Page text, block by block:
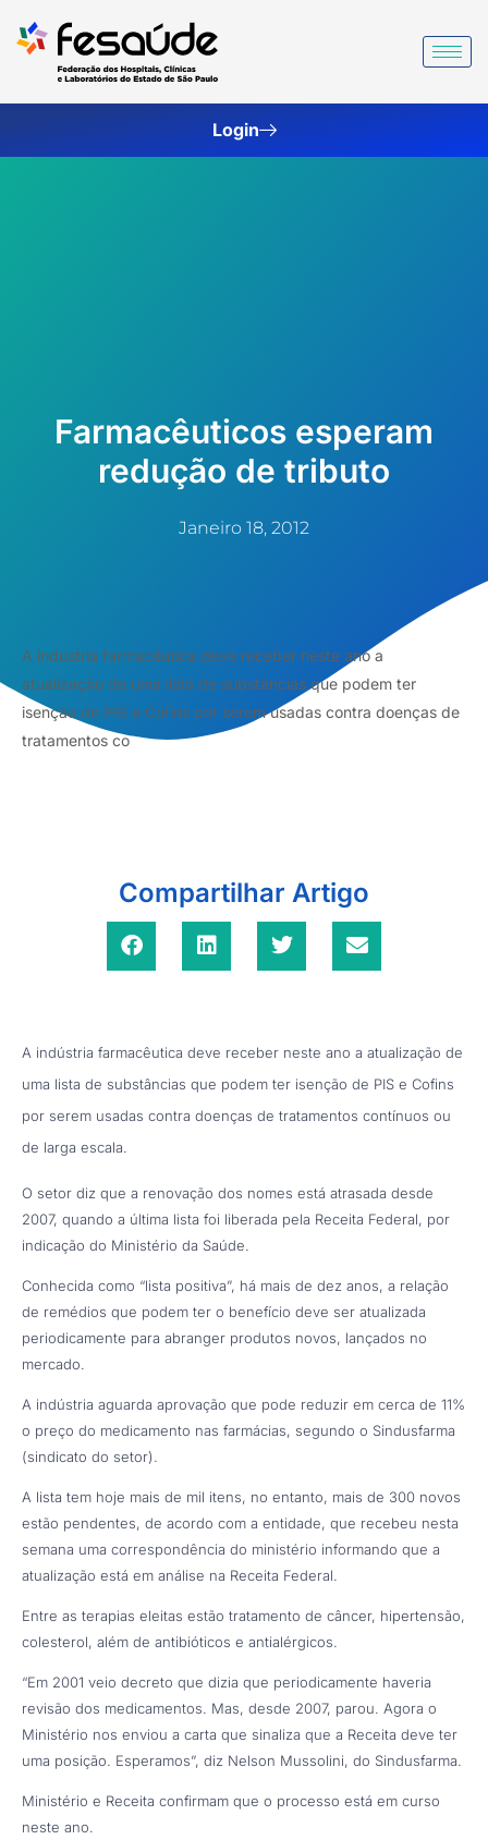
para
Login
Farmacêuticos esperam
redução de tributo
Janeiro 18, 2012
A indústria farmacêutica deve receber neste ano a
atualização de uma lista de substâncias que podem ter
isenção de PIS e Cofins por serem usadas contra doenças de
tratamentos co
Compartilhar Artigo
A indústria farmacêutica deve receber neste ano a atualização de
uma lista de substâncias que podem ter isenção de PIS e Cofins
por serem usadas contra doenças de tratamentos contínuos ou
de larga escala.
O setor diz que a renovação dos nomes está atrasada desde
2007, quando a última lista foi liberada pela Receita Federal, por
indicação do Ministério da Saúde.
Conhecida como “lista positiva”, há mais de dez anos, a relação
de remédios que podem ter o benefício deve ser atualizada
periodicamente para abranger produtos novos, lançados no
mercado.
A indústria aguarda aprovação que pode reduzir em cerca de 11%
o preço do medicamento nas farmácias, segundo o Sindusfarma
(sindicato do setor).
A lista tem hoje mais de mil itens, no entanto, mais de 300 novos
estão pendentes, de acordo com a entidade, que recebeu nesta
semana uma correspondência do ministério informando que a
atualização está em análise na Receita Federal.
Entre as terapias eleitas estão tratamento de câncer, hipertensão,
colesterol, além de antibióticos e antialérgicos.
“Em 2001 veio decreto que dizia que periodicamente haveria
revisão dos medicamentos. Mas, desde 2007, parou. Agora o
Ministério nos enviou a carta que sinaliza que a Receita deve ter
uma posição. Esperamos”, diz Nelson Mussolini, do Sindusfarma.
Ministério e Receita confirmam que o processo está em curso
neste ano.